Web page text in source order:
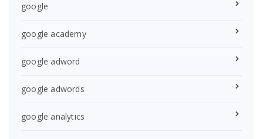
google
google academy
google adword
google adwords
google analytics